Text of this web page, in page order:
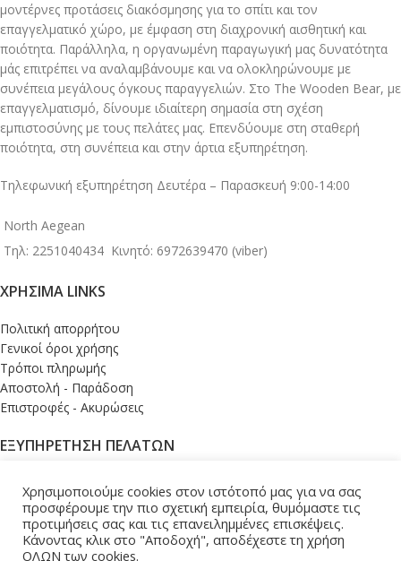
μοντέρνες προτάσεις διακόσμησης για το σπίτι και τον
επαγγελματικό χώρο, με έμφαση στη διαχρονική αισθητική και
ποιότητα. Παράλληλα, η οργανωμένη παραγωγική μας δυνατότητα
μάς επιτρέπει να αναλαμβάνουμε και να ολοκληρώνουμε με
συνέπεια μεγάλους όγκους παραγγελιών. Στο The Wooden Bear, με
επαγγελματισμό, δίνουμε ιδιαίτερη σημασία στη σχέση
εμπιστοσύνης με τους πελάτες μας. Επενδύουμε στη σταθερή
ποιότητα, στη συνέπεια και στην άρτια εξυπηρέτηση.
Τηλεφωνική εξυπηρέτηση Δευτέρα – Παρασκευή 9:00-14:00
North Aegean
Τηλ: 2251040434 Κινητό: 6972639470 (viber)
ΧΡΉΣΙΜΑ LINKS
Πολιτική απορρήτου
Γενικοί όροι χρήσης
Τρόποι πληρωμής
Αποστολή - Παράδοση
Επιστροφές - Ακυρώσεις
ΕΞΥΠΗΡΕΤΗΣΗ ΠΕΛΑΤΩΝ
Το καλάθι μου
Ολοκλήρωση παραγγελίας
Εντοπισμός παραγγελίας
Χρησιμοποιούμε cookies στον ιστότοπό μας για να σας
προσφέρουμε την πιο σχετική εμπειρία, θυμόμαστε τις
προτιμήσεις σας και τις επανειλημμένες επισκέψεις.
Κάνοντας κλικ στο "Αποδοχή", αποδέχεστε τη χρήση
ΟΛΩΝ των cookies.